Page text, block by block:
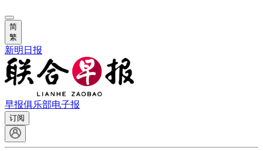
简
繁
新明日报
早报俱乐部电子报
订阅